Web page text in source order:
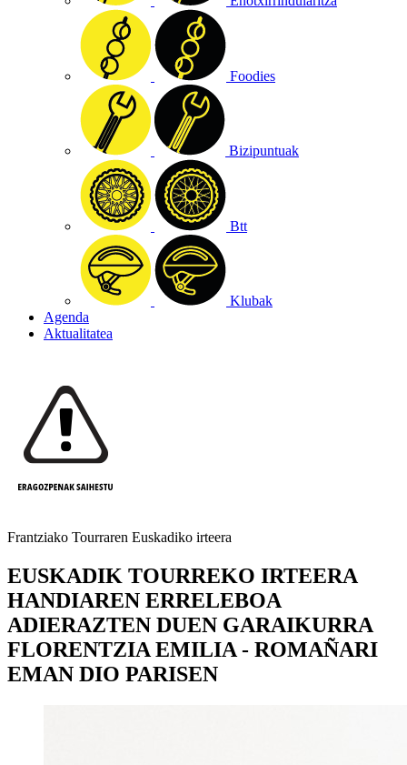
Foodies
Bizipuntuak
Btt
Klubak
Agenda
Aktualitatea
Frantziako Tourraren Euskadiko irteera
EUSKADIK TOURREKO IRTEERA
HANDIAREN ERRELEBOA
ADIERAZTEN DUEN GARAIKURRA
FLORENTZIA EMILIA - ROMAÑARI
EMAN DIO PARISEN